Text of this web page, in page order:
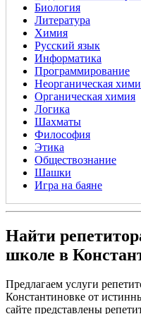
Биология
Литература
Химия
Русский язык
Информатика
Программирование
Неорганическая
Органическая химия
Логика
Шахматы
Философия
Этика
Обществознание
Шашки
Игра на баяне
Найти
школе в
Предлагаем услуги
Константиновке от
сайте представлены